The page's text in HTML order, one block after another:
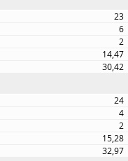
23
6
2
14,47
30,42
24
4
2
15,28
32,97